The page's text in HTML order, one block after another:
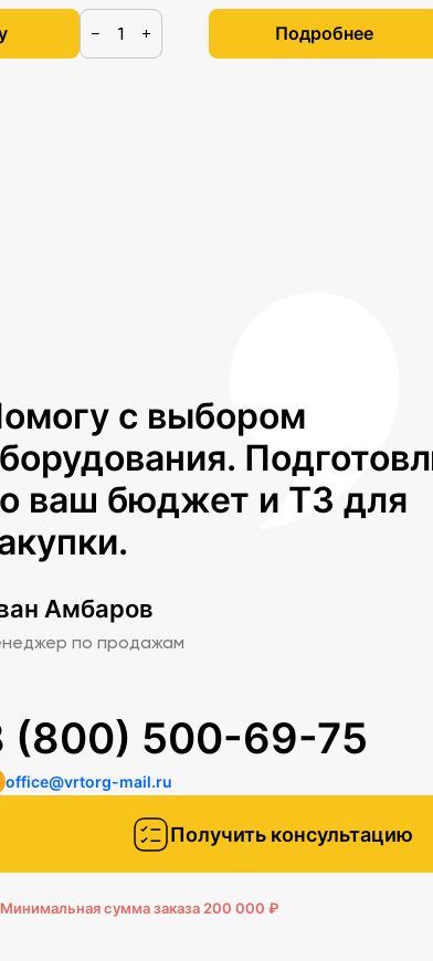
− + Подробнее
с выбором
ваш бюджет и ТЗ для
Амбаров
по продажам
Получить консультацию
(800) 500-69-75
office@vrtorg-mail.ru
Минимальная сумма заказа 200 000 ₽